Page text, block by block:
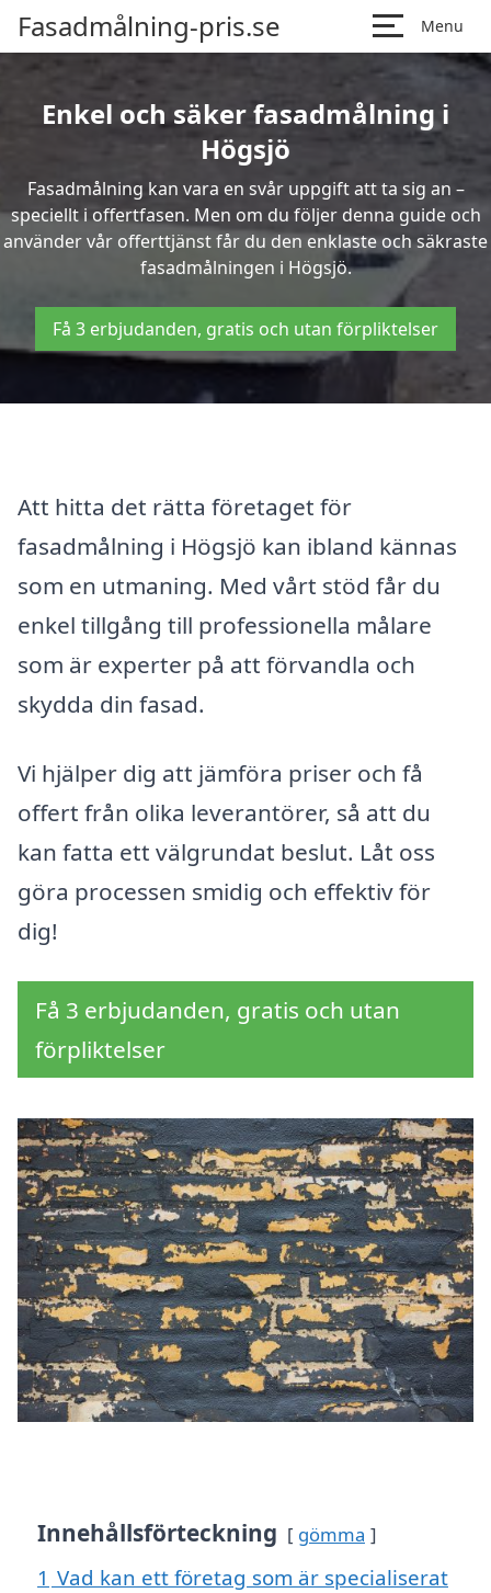
Fasadmålning-pris.se Menu
Enkel och säker fasadmålning i
Högsjö
Fasadmålning kan vara en svår uppgift att ta sig an –
speciellt i offertfasen. Men om du följer denna guide och
använder vår offerttjänst får du den enklaste och säkraste
fasadmålningen i Högsjö.
Få 3 erbjudanden, gratis och utan förpliktelser
Att hitta det rätta företaget för
fasadmålning i Högsjö kan ibland kännas
som en utmaning. Med vårt stöd får du
enkel tillgång till professionella målare
som är experter på att förvandla och
skydda din fasad.
Vi hjälper dig att jämföra priser och få
offert från olika leverantörer, så att du
kan fatta ett välgrundat beslut. Låt oss
göra processen smidig och effektiv för
dig!
Få 3 erbjudanden, gratis och utan
förpliktelser
Innehållsförteckning gömma
1 Vad kan ett företag som är specialiserat